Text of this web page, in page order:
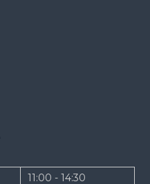
11:00 - 14:30